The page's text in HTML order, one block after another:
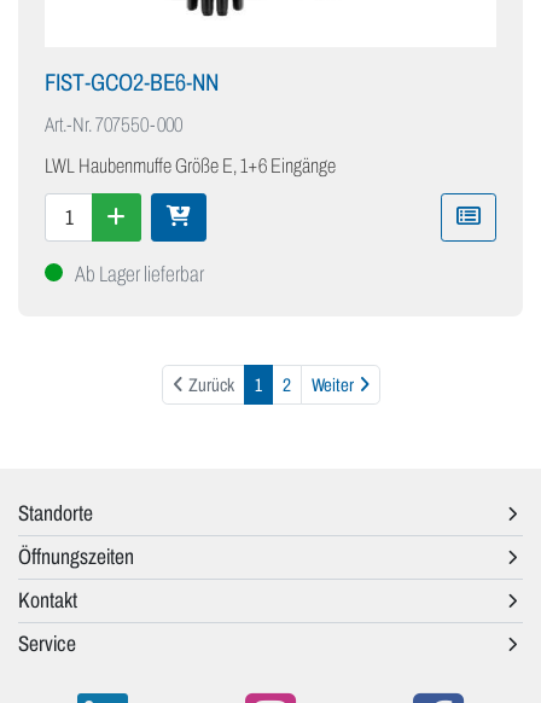
FIST-GCO2-BE6-NN
Art.-Nr.707550-000
LWL Haubenmuffe Größe E, 1+6 Eingänge
Ab Lager lieferbar
Zurück 1 2 Weiter Weiter
Standorte
Öffnungszeiten
Kontakt
Service